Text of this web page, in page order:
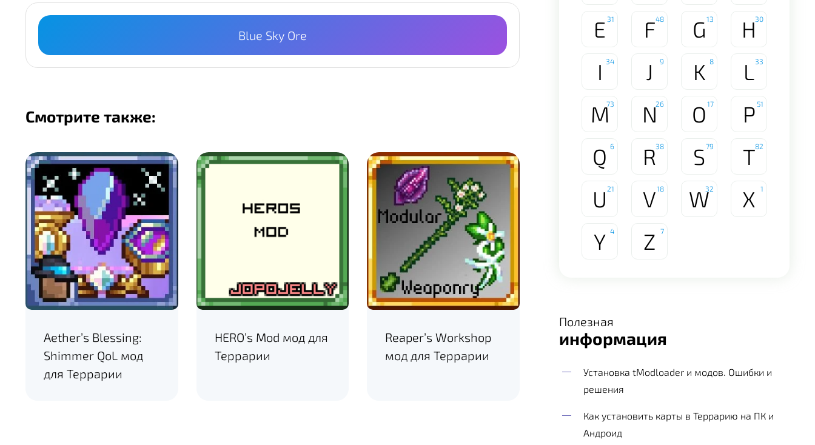
Blue Sky Ore
Смотрите также:
Aether’s Blessing:
Shimmer QoL мод
для Террарии
HERO’s Mod мод для
Террарии
Reaper’s Workshop
мод для Террарии
E 31 F48 G 13 H30
I 34 J 9 K 8 L 33
M73 N26 O 17 P 51
Q 6 R38 S79 T82
U 21 V18 W32 X 1
Y 4 Z 7
Полезная
информация
Установка tModloader и модов. Ошибки и
решения
Как установить карты в Террарию на ПК и
Андроид